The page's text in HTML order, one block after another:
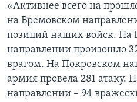
«Активнее всего на
на Времовском
позиций наших войск. На
направлении произошло
врагом. На Покровском
армия провела 281 атаку.
направлении – 94